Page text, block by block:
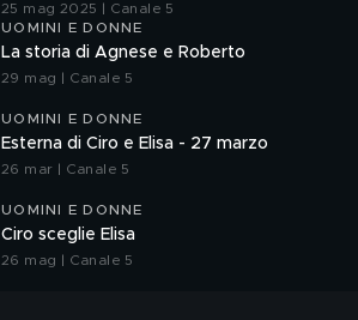
25 mag 2025 | Canale 5
UOMINI E DONNE
La storia di Agnese e Roberto
29 mag | Canale 5
UOMINI E DONNE
Esterna di Ciro e Elisa - 27 marzo
26 mar | Canale 5
UOMINI E DONNE
Ciro sceglie Elisa
26 mag | Canale 5